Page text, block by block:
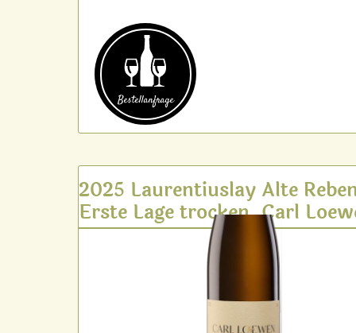
Bestell­anfrage
2025 Laurentiuslay Alte
Erste Lage trocken, Carl